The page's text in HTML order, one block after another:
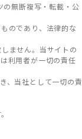
の無断複写・転載・公
のであり、法律的な
ません。当サイトの
利用者が一切の責任
、当社として一切の責